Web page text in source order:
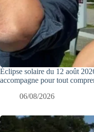
Éclipse solaire du 12 août
accompagne pour tout
06/08/2026